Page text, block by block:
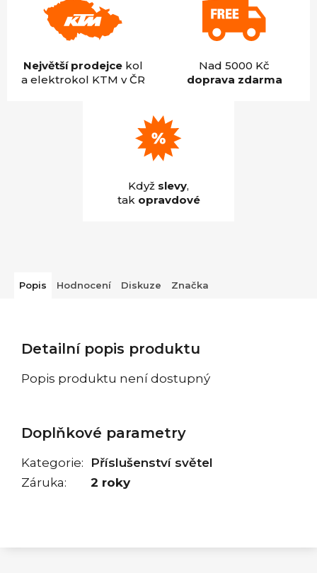
Největší prodejcekol
a elektrokol KTM v ČR
Nad 5000 Kč
doprava zdarma
Když slevy,
tak opravdové
Popis Hodnocení Diskuze Značka
Detailní popis produktu
Popis produktu není dostupný
Doplňkové parametry
Kategorie:
Příslušenství světel
Záruka: 2 roky